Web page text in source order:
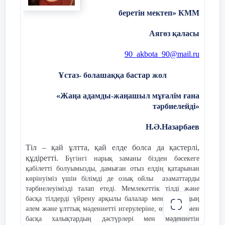
азамат болып қалыптасуға үлкен серпін берді.
беретін мектеп» КММ
Аягөз қаласы
90 akbota _90@mail.ru
Ұстаз- болашаққа бастар жол
«Жаңа адамды-жаңашыл мұғалім ғана
тәрбиелейді»
Н.Ә.Назарбаев
Тіл – қай ұлтта, қай елде болса да қастерлі,
құдіретті.
Бүгінгі нарық заманы бізден бәсекеге
қабілетті болуымызды, дамыған отыз елдің қатарынан
көрінуіміз үшін білімді де озық ойлы азаматтарды
тәрбиелеуімізді талап етеді. Мемлекеттік тілді және
басқа тілдерді үйрену арқылы балалар мен жастардың
әлем және ұлттық мәдениетті игерулеріне, өз халқы мен
басқа халықтардың дәстүрлері мен мәдениетін